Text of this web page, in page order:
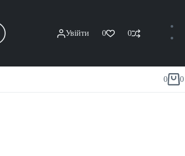
Увійти 0 0
0
0